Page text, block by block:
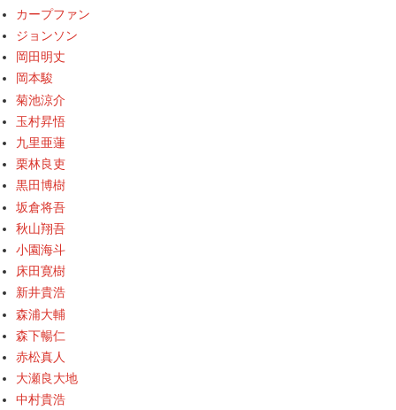
カープファン
ジョンソン
岡田明丈
岡本駿
菊池涼介
玉村昇悟
九里亜蓮
栗林良吏
黒田博樹
坂倉将吾
秋山翔吾
小園海斗
床田寛樹
新井貴浩
森浦大輔
森下暢仁
赤松真人
大瀬良大地
中村貴浩